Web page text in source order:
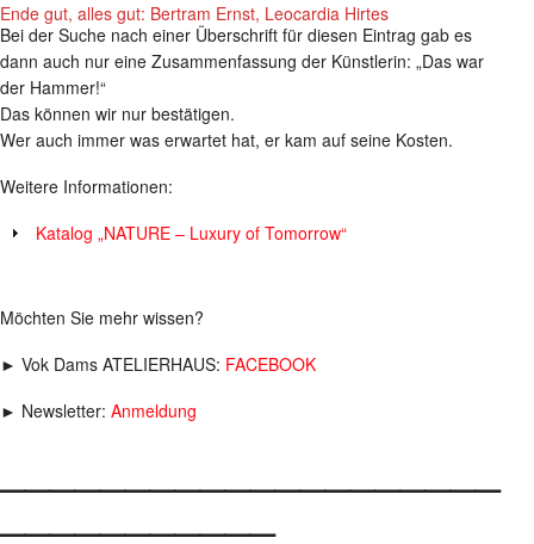
Ende gut, alles gut: Bertram Ernst, Leocardia Hirtes
Bei der Suche nach einer Überschrift für diesen Eintrag gab es
dann auch nur eine Zusammenfassung der Künstlerin: „Das war
der Hammer!“
Das können wir nur bestätigen.
Wer auch immer was erwartet hat, er kam auf seine Kosten.
Weitere Informationen:
Katalog „NATURE – Luxury of Tomorrow“
Möchten Sie mehr wissen?
► Vok Dams ATELIERHAUS: FACEBOOK
► Newsletter: Anmeldung
___________